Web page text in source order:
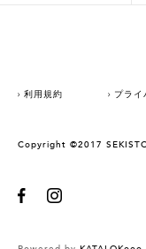
利用規約 プライ
Copyright ©2017